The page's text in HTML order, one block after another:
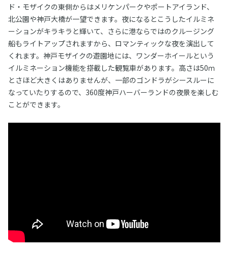
ド・モザイクの東側からはメリケンパークやポートアイランド、
北公園や神戸大橋が一望できます。夜になるとこうしたイルミネ
ーションがキラキラと輝いて、さらに港ならではのクルージング
船もライトアップされますから、ロマンティックな夜を演出して
くれます。神戸モザイクの遊園地には、ワンダーホイールという
イルミネーション機能を搭載した観覧車があります。高さは50ｍ
とさほど大きくはありませんが、一部のゴンドラがシースルーに
なっていたりするので、360度神戸ハーバーランドの夜景を楽しむ
ことができます。